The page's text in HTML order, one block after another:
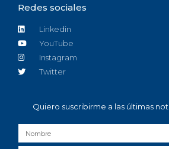
Redes sociales
Linkedin
YouTube
Instagram
Twitter
Quiero suscribirme a las últimas